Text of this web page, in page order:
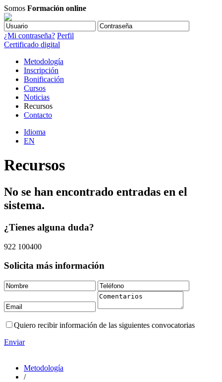
Somos Formación online
¿Mi contraseña? Perfil
Certificado digital
Metodología
Inscripción
Bonificación
Cursos
Noticias
Recursos
Contacto
Idioma
EN
Recursos
No se han encontrado entradas en el
sistema.
¿Tienes alguna duda?
922 100400
Solicita más información
Quiero recibir información de las siguientes convocatorias
Enviar
Metodología
/